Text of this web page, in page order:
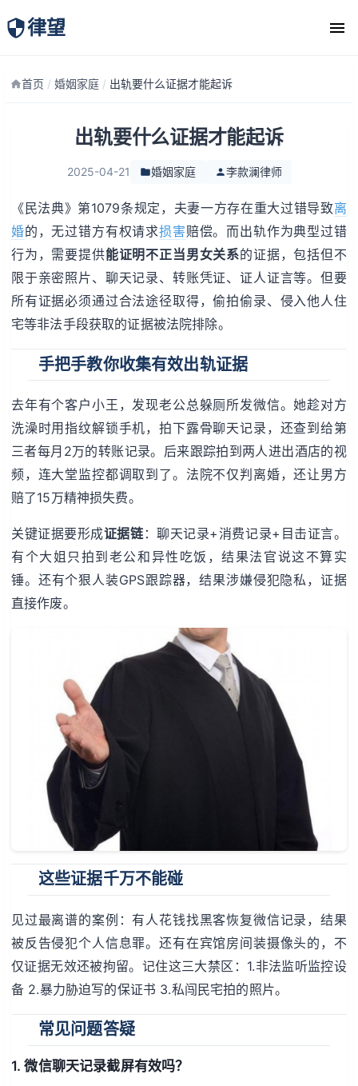
律望
律师团队
首页 / 婚姻家庭 / 出轨要什么证据才能起诉
出轨要什么证据才能起诉
2025-04-21 婚姻家庭 李款澜律师
《民法典》第1079条规定，夫妻一方存在重大过错导致离
婚的，无过错方有权请求损害赔偿。而出轨作为典型过错
行为，需要提供能证明不正当男女关系的证据，包括但不
限于亲密照片、聊天记录、转账凭证、证人证言等。但要
所有证据必须通过合法途径取得，偷拍偷录、侵入他人住
宅等非法手段获取的证据被法院排除。
手把手教你收集有效出轨证据
去年有个客户小王，发现老公总躲厕所发微信。她趁对方
洗澡时用指纹解锁手机，拍下露骨聊天记录，还查到给第
三者每月2万的转账记录。后来跟踪拍到两人进出酒店的视
频，连大堂监控都调取到了。法院不仅判离婚，还让男方
赔了15万精神损失费。
关键证据要形成证据链：聊天记录+消费记录+目击证言。
有个大姐只拍到老公和异性吃饭，结果法官说这不算实
锤。还有个狠人装GPS跟踪器，结果涉嫌侵犯隐私，证据
直接作废。
这些证据千万不能碰
见过最离谱的案例：有人花钱找黑客恢复微信记录，结果
被反告侵犯个人信息罪。还有在宾馆房间装摄像头的，不
仅证据无效还被拘留。记住这三大禁区：1.非法监听监控设
备 2.暴力胁迫写的保证书 3.私闯民宅拍的照片。
常见问题答疑
1. 微信聊天记录截屏有效吗？